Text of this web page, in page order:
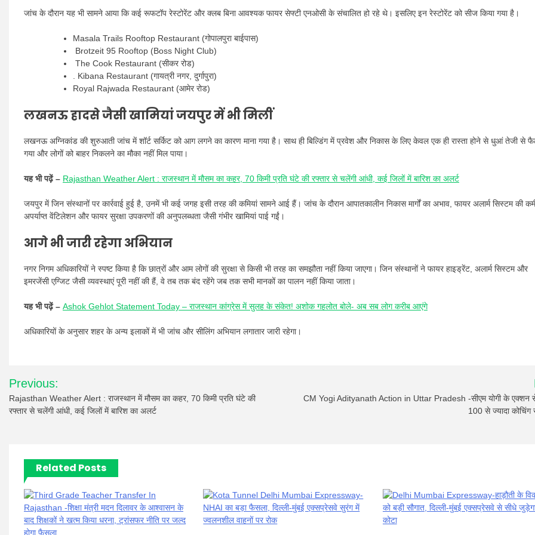
जांच के दौरान यह भी सामने आया कि कई रूफटॉप रेस्टोरेंट और क्लब बिना आवश्यक फायर सेफ्टी एनओसी के संचालित हो रहे थे। इसलिए इन रेस्टोरेंट को सीज किया गया है।
Masala Trails Rooftop Restaurant (गोपालपुरा बाईपास)
Brotzeit 95 Rooftop (Boss Night Club)
The Cook Restaurant (सीकर रोड)
. Kibana Restaurant (गायत्री नगर, दुर्गापुरा)
Royal Rajwada Restaurant (आमेर रोड)
लखनऊ हादसे जैसी खामियां जयपुर में भी मिलीं
लखनऊ अग्निकांड की शुरुआती जांच में शॉर्ट सर्किट को आग लगने का कारण माना गया है। साथ ही बिल्डिंग में प्रवेश और निकास के लिए केवल एक ही रास्ता होने से धुआं तेजी से
गया और लोगों को बाहर निकलने का मौका नहीं मिल पाया।
यह भी पढ़ें – Rajasthan Weather Alert : राजस्थान में मौसम का कहर, 70 किमी प्रति घंटे की रफ्तार से चलेंगी आंधी, कई जिलों में बारिश का अलर्ट
जयपुर में जिन संस्थानों पर कार्रवाई हुई है, उनमें भी कई जगह इसी तरह की कमियां सामने आई हैं। जांच के दौरान आपातकालीन निकास मार्गों का अभाव, फायर अलार्म सिस्टम की
अपर्याप्त वेंटिलेशन और फायर सुरक्षा उपकरणों की अनुपलब्धता जैसी गंभीर खामियां पाई गईं।
आगे भी जारी रहेगा अभियान
नगर निगम अधिकारियों ने स्पष्ट किया है कि छात्रों और आम लोगों की सुरक्षा से किसी भी तरह का समझौता नहीं किया जाएगा। जिन संस्थानों ने फायर हाइड्रेंट, अलार्म सिस्टम और
इमरजेंसी एग्जिट जैसी व्यवस्थाएं पूरी नहीं की हैं, वे तब तक बंद रहेंगे जब तक सभी मानकों का पालन नहीं किया जाता।
यह भी पढ़ें – Ashok Gehlot Statement Today – राजस्थान कांग्रेस में सुलह के संकेत! अशोक गहलोत बोले- अब सब लोग करीब आएंगे
अधिकारियों के अनुसार शहर के अन्य इलाकों में भी जांच और सीलिंग अभियान लगातार जारी रहेगा।
Post
navigation
Previous:
Rajasthan Weather Alert : राजस्थान में मौसम का कहर, 70 किमी प्रति घंटे की
रफ्तार से चलेंगी आंधी, कई जिलों में बारिश का अलर्ट
CM Yogi Adityanath Action in Uttar Pradesh -सीएम योगी के एक्शन
100 से ज्यादा कोचिंग
Related Posts